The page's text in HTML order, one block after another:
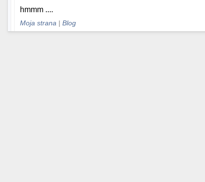
hmmm ....
Moja strana |Blog